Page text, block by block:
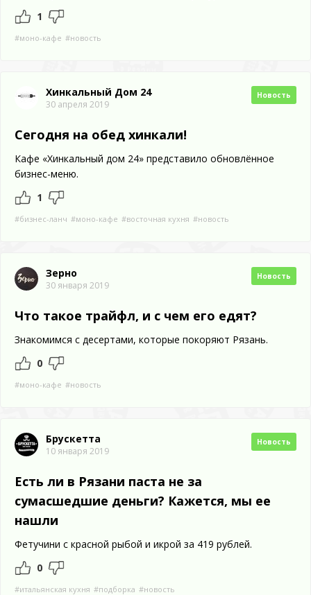
1
#моно-кафе #новость
Хинкальный Дом 24
30 апреля 2019
Новость
Сегодня на обед хинкали!
Кафе «Хинкальный дом 24» представило обновлённое
бизнес-меню.
1
#бизнес-ланч #моно-кафе #восточная кухня #новость
Зерно
30 января 2019
Новость
Что такое трайфл, и с чем его едят?
Знакомимся с десертами, которые покоряют Рязань.
0
#моно-кафе #новость
Брускетта
10 января 2019
Новость
Есть ли в Рязани паста не за
сумасшедшие деньги? Кажется, мы ее
нашли
Фетучини с красной рыбой и икрой за 419 рублей.
0
#итальянская кухня #подборка #новость